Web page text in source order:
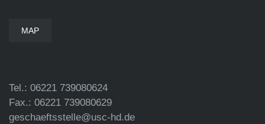
MAP
Tel.: 06221 739080624
Fax.: 06221 739080629
geschaeftsstelle@usc-hd.de